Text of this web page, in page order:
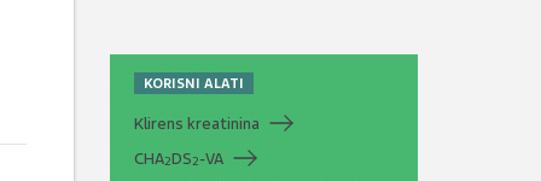
KORISNI ALATI
Klirens kreatinina
CHA2DS2-VA